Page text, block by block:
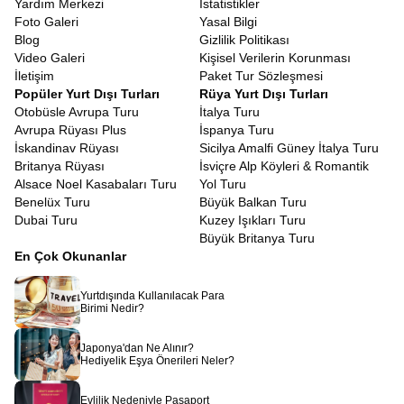
sağlar.
2026 yazı veya baharı için şimdiden yerinizi ayırtmak hem taksit
imkânlarından yararlanmanızı sağlar hem de kontenjan doluluğu
stresi yaşamanızı engeller. Özellikle Avrupa Rüyası gibi yoğun
talep gören firmalarda, yaz sezonu turları aylar öncesinden
dolabilmektedir. Geleceğe yapacağınız bu yatırım, enflasyonist
ortamda paranızın değerini korumanın da en keyifli yoludur.
Avrupa Rüyası ile Tura Çıkmanın Avantajları
Avrupa seyahatlerinin en düşündürücü kısmı şüphesiz vize
süreçleridir. Türk vatandaşları için Schengen vizesi almak bazen
zorlu bir süreç olabilir. Ancak Avrupa Rüyası, profesyonel vize
departmanıyla katılımcılarına bu süreçte tam destek sağlar ve
dosyanızın en doğru şekilde hazırlanmasına yardımcı olur. Eğer
vize prosedürleriyle hiç uğraşmak istemiyorsanız veya bordo
pasaport sahibiyseniz ve vize reddi endişesi taşıyorsanız,
Avrupa turları
coğrafyasını kapsayan bu turlar, vize masrafı ve stresi olmadan
yurt dışı deneyimi yaşamanızı sağlar. Ancak, devlet memurları
veya belirli kriterleri sağlayanlar için verilen Yeşil Pasaport
sahipleri için Avrupa kapıları sonuna kadar açıktır. Yeşil
pasaportunuz varsa, Avrupa Rüyasının İtalya, Fransa, İspanya
veya Orta Avrupa turlarının tamamı sizin için zaten vizesiz
Yardım Merkezi
Foto Galeri
Blog
Video Galeri
İletişim
İstatistikler
Yasal Bilgi
Gizlilik Politikası
Kişisel Verilerin Korunması
Paket Tur Sözleşmesi
Popüler Yurt Dışı Turları
Otobüsle Avrupa Turu
Avrupa Rüyası Plus
İskandinav Rüyası
Britanya Rüyası
Alsace Noel Kasabaları Turu
Benelüx Turu
Dubai Turu
Rüya Yurt Dışı Turları
İtalya Turu
İspanya Turu
Sicilya Amalfi Güney İtalya Turu
İsviçre Alp Köyleri & Romantik
Yol Turu
Büyük Balkan Turu
Kuzey Işıkları Turu
Büyük Britanya Turu
En Çok Okunanlar
Yurtdışında Kullanılacak Para
Birimi Nedir?
Japonya'dan Ne Alınır?
Hediyelik Eşya Önerileri Neler?
Evlilik Nedeniyle Pasaport